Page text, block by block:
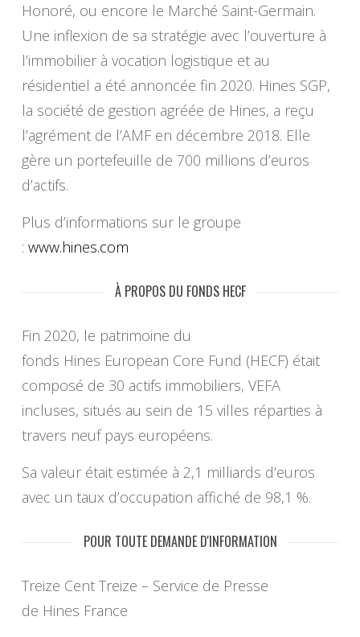
Honoré, ou encore le Marché Saint-Germain.
Une inflexion de sa stratégie avec l’ouverture à
l’immobilier à vocation logistique et au
résidentiel a été annoncée fin 2020. Hines SGP,
la société de gestion agréée de Hines, a reçu
l’agrément de l’AMF en décembre 2018. Elle
gère un portefeuille de 700 millions d’euros
d’actifs.
Plus d’informations sur le groupe
: www.hines.com
À PROPOS DU FONDS HECF
Fin 2020, le patrimoine du
fonds Hines European Core Fund (HECF) était
composé de 30 actifs immobiliers, VEFA
incluses, situés au sein de 15 villes réparties à
travers neuf pays européens.
Sa valeur était estimée à 2,1 milliards d’euros
avec un taux d’occupation affiché de 98,1 %.
POUR TOUTE DEMANDE D'INFORMATION
Treize Cent Treize – Service de Presse
de Hines France